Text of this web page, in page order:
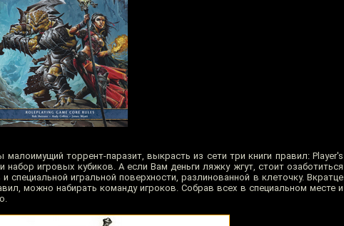
торрент-паразит, выкрасть из сети три книги правил: Player's
набор игровых кубиков. А если Вам деньги ляжку жгут, стоит озаботиться
специальной игральной поверхности, разлинованной в клеточку. Вкратце
можно набирать команду игроков. Собрав всех в специальном месте и